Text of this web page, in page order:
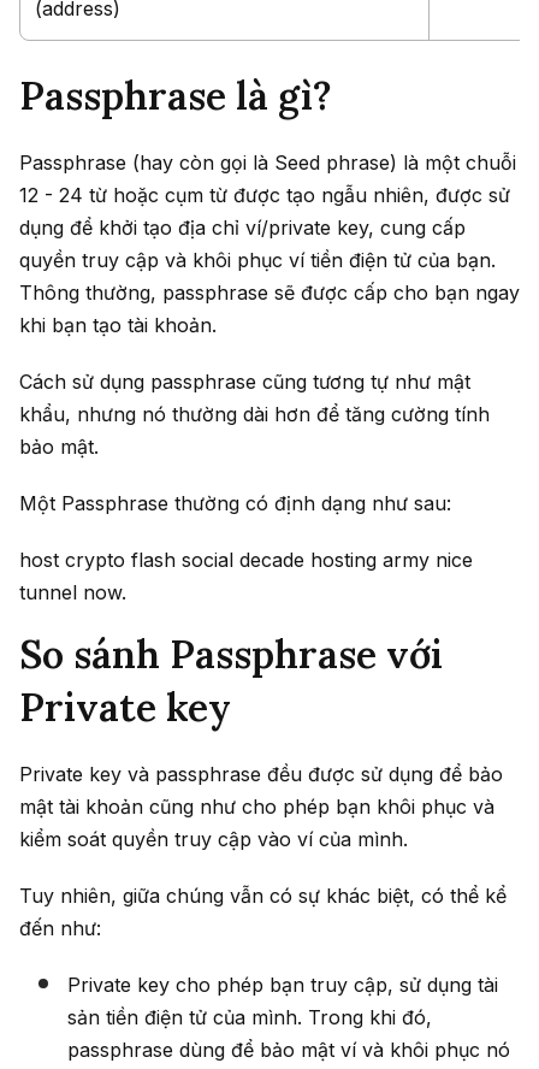
(address)
Passphrase là gì?
Passphrase (hay còn gọi là Seed phrase) là một chuỗi
12 - 24 từ hoặc cụm từ được tạo ngẫu nhiên, được sử
dụng để khởi tạo địa chỉ ví/private key, cung cấp
quyền truy cập và khôi phục ví tiền điện tử của bạn.
Thông thường, passphrase sẽ được cấp cho bạn ngay
khi bạn tạo tài khoản.
Cách sử dụng passphrase cũng tương tự như mật
khẩu, nhưng nó thường dài hơn để tăng cường tính
bảo mật.
Một Passphrase thường có định dạng như sau:
host crypto flash social decade hosting army nice
tunnel now.
So sánh Passphrase với
Private key
Private key và passphrase đều được sử dụng để bảo
mật tài khoản cũng như cho phép bạn khôi phục và
kiểm soát quyền truy cập vào ví của mình.
Tuy nhiên, giữa chúng vẫn có sự khác biệt, có thể kể
đến như:
Private key cho phép bạn truy cập, sử dụng tài
sản tiền điện tử của mình. Trong khi đó,
passphrase dùng để bảo mật ví và khôi phục nó